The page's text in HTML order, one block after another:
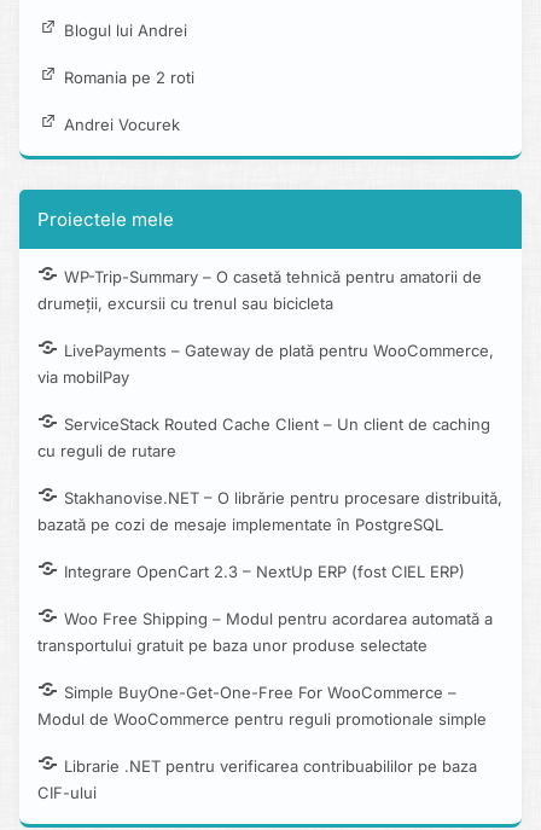
Blogul lui Andrei
Romania pe 2 roti
Andrei Vocurek
Proiectele mele
WP-Trip-Summary – O casetă tehnică pentru amatorii de
drumeții, excursii cu trenul sau bicicleta
LivePayments – Gateway de plată pentru WooCommerce,
via mobilPay
ServiceStack Routed Cache Client – Un client de caching
cu reguli de rutare
Stakhanovise.NET – O librărie pentru procesare distribuită,
bazată pe cozi de mesaje implementate în PostgreSQL
Integrare OpenCart 2.3 – NextUp ERP (fost CIEL ERP)
Woo Free Shipping – Modul pentru acordarea automată a
transportului gratuit pe baza unor produse selectate
Simple BuyOne-Get-One-Free For WooCommerce –
Modul de WooCommerce pentru reguli promotionale simple
Librarie .NET pentru verificarea contribuabililor pe baza
CIF-ului